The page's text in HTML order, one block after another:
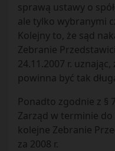
sprawą ustawy o
ale tylko wybranymi
Kolejny to, że sąd
Zebranie
24.11.2007 r.
powinna być tak
Ponadto zgodnie z §
Zarząd w terminie do
kolejne Zebranie
za 2008 r.